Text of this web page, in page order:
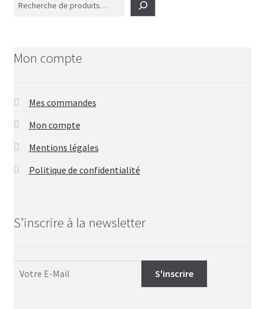
Mon compte
Mes commandes
Mon compte
Mentions légales
Politique de confidentialité
S’inscrire à la newsletter